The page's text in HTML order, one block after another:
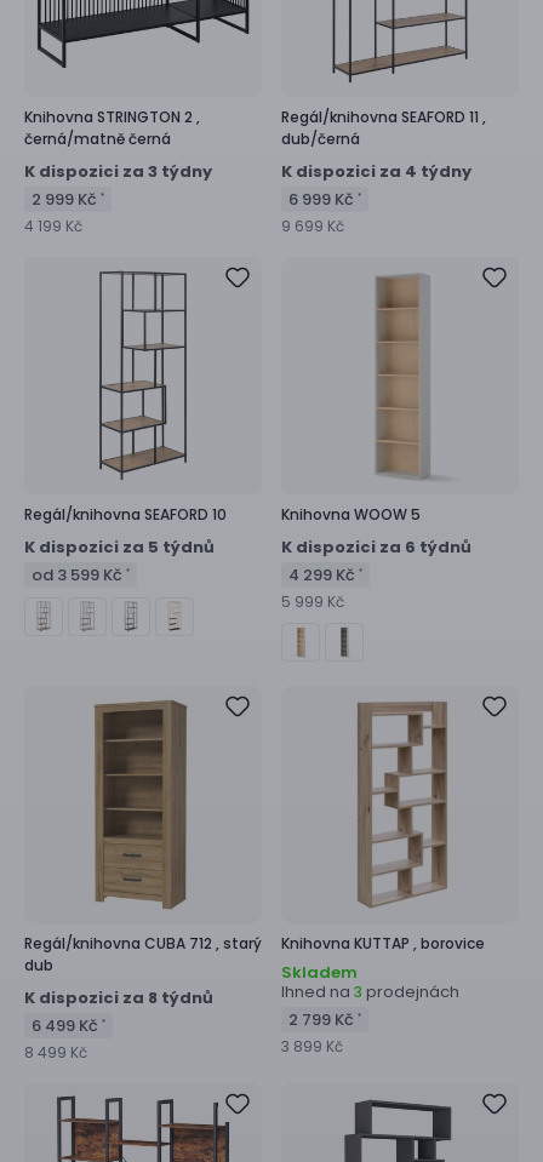
Knihovna STRINGTON 2 ,
černá/matně černá
K dispozici za 3 týdny
2 999 Kč *
4 199 Kč
Regál/knihovna SEAFORD 11 ,
dub/černá
K dispozici za 4 týdny
6 999 Kč *
9 699 Kč
Regál/knihovna SEAFORD 10
K dispozici za 5 týdnů
od 3 599 Kč *
Knihovna WOOW 5
K dispozici za 6 týdnů
4 299 Kč *
5 999 Kč
Regál/knihovna CUBA 712 , starý
dub
K dispozici za 8 týdnů
6 499 Kč *
8 499 Kč
Knihovna KUTTAP , borovice
Skladem
Ihned na 3 prodejnách
2 799 Kč *
3 899 Kč